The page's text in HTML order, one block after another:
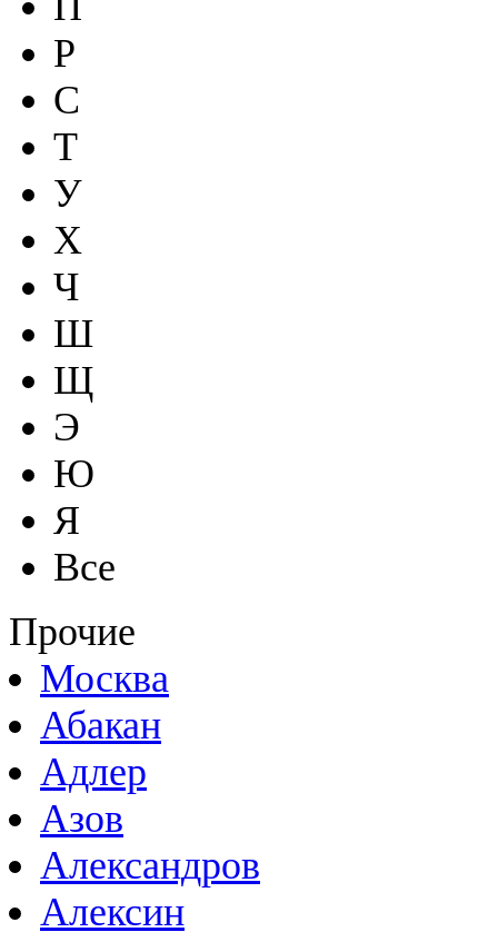
Р
С
Т
У
Х
Ч
Ш
Щ
Э
Ю
Я
Все
Прочие
Москва
Абакан
Адлер
Азов
Александров
Алексин